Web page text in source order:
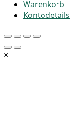
Warenkorb
Kontodetails
×